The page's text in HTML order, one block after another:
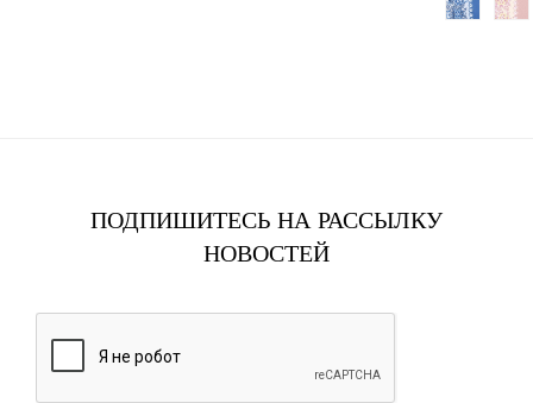
ПОДПИШИТЕСЬ НА РАССЫЛКУ
НОВОСТЕЙ